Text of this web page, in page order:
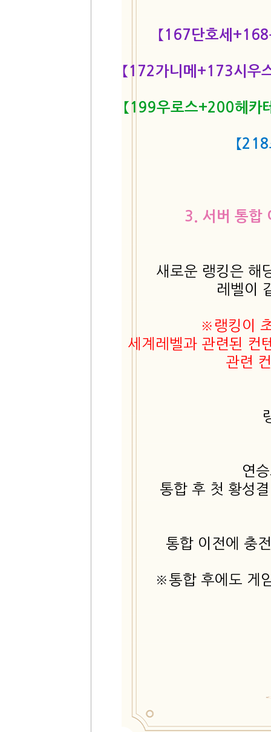
【167단호세
【172가니메+173시
【199우로스+200헤카
【
3. 서버 통합
새로운 랭킹은 해
레벨이
※랭킹이
세계레벨과 관련된 컨
관련
연
통합 후 첫 황성
통합 이전에 충
※통합 후에도 게